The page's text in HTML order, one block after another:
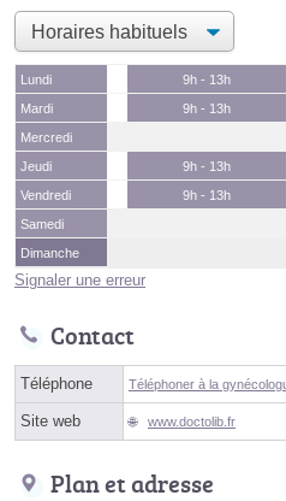
Lundi 9h - 13h
Mardi
9h - 13h
Mercredi
Jeudi
9h - 13h
Vendredi
9h - 13h
Samedi
Dimanche
Signaler une erreur
Contact
Téléphone Téléphoner à la
Site web www.doctolib.fr
Plan et adresse